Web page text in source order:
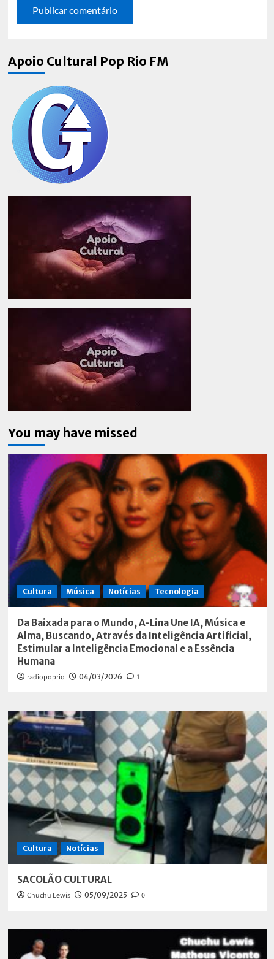
Apoio Cultural Pop Rio FM
You may have missed
Cultura Música Notícias Tecnologia
Da Baixada para o Mundo, A-Lina Une IA, Música e
Alma, Buscando, Através da Inteligência Artificial,
Estimular a Inteligência Emocional e a Essência
Humana
radiopoprio 04/03/2026 1
Cultura Notícias
SACOLÃO CULTURAL
Chuchu Lewis 05/09/2025 0